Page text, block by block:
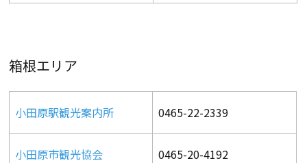
箱根エリア
小田原駅観光案内所 0465-22-2339
小田原市観光協会 0465-20-4192